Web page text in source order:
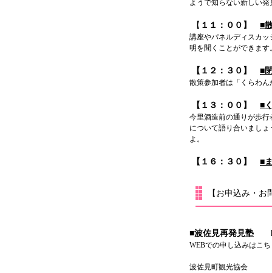
ようで知らない新しい
【 １１：００】 ■
講座やパネルディスカ
明を聞くことができま
【１２：３０】 ■
散策参加者は「くらわ
【１３：００】 ■
今里酒造前の通りが歩
について語り合いまし
よ。
【１６：３０】 ■
【お申込み・お
■波佐見再発見塾
WEBでの申し込みはこ
波佐見町観光協会